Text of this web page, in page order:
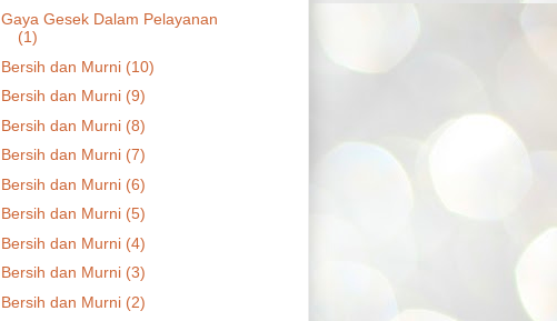
Gaya Gesek Dalam Pelayanan
(1)
Bersih dan Murni (10)
Bersih dan Murni (9)
Bersih dan Murni (8)
Bersih dan Murni (7)
Bersih dan Murni (6)
Bersih dan Murni (5)
Bersih dan Murni (4)
Bersih dan Murni (3)
Bersih dan Murni (2)